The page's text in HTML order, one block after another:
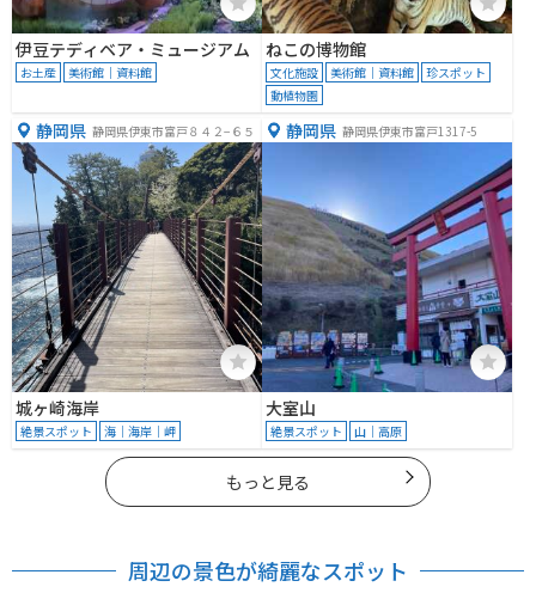
伊豆テディベア・ミュージアム
お土産 美術館｜資料館
ねこの博物館
文化施設 美術館｜資料館
珍スポット
動植物園
静岡県 静岡県伊東市富戸８４２−６５
城ヶ崎海岸
絶景スポット 海｜海岸｜岬
静岡県 静岡県伊東市富戸1317-5
大室山
絶景スポット 山｜高原
もっと見る
周辺の景色が綺麗なスポット